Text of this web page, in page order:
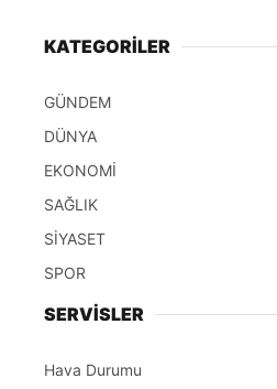
KATEGORİLER
GÜNDEM
DÜNYA
EKONOMİ
SAĞLIK
SİYASET
SPOR
SERVİSLER
Hava Durumu